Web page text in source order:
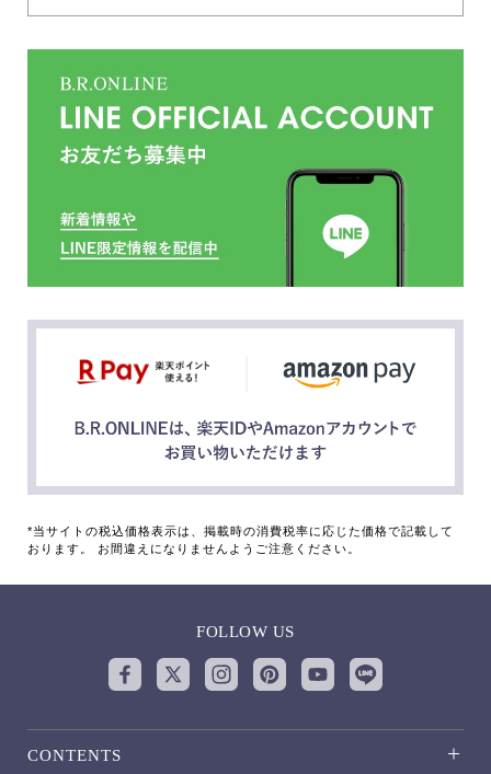
*当サイトの税込価格表示は、掲載時の消費税率に応じた価格で記載して
おります。 お間違えになりませんようご注意ください。
FOLLOW US
CONTENTS